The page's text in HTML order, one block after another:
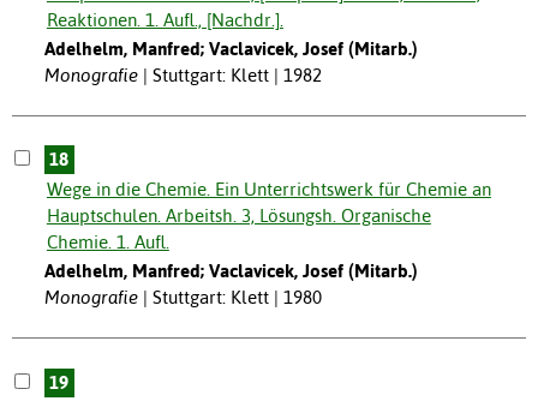
Reaktionen. 1. Aufl., [Nachdr.].
Adelhelm, Manfred; Vaclavicek, Josef (Mitarb.)
Monografie
Stuttgart: Klett | 1982
18
Wege in die Chemie. Ein Unterrichtswerk für Chemie an
Hauptschulen. Arbeitsh. 3, Lösungsh. Organische
Chemie. 1. Aufl.
Adelhelm, Manfred; Vaclavicek, Josef (Mitarb.)
Monografie
Stuttgart: Klett | 1980
19